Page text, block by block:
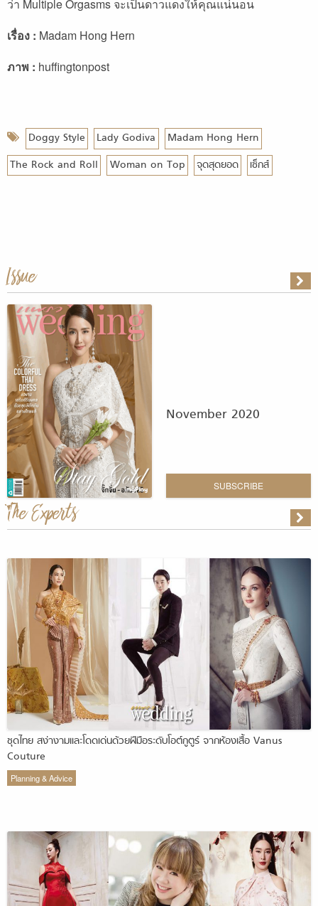
ว่า Multiple Orgasms จะเป็นดาวแดงให้คุณแน่นอน
เรื่อง : Madam Hong Hern
ภาพ : huffingtonpost
Doggy Style Lady Godiva
Madam Hong Hern
The Rock and Roll
Woman on Top จุดสุดยอด เซ็กส์
Issue
November 2020
SUBSCRIBE
The Experts
ชุดไทย สง่างามและโดดเด่นด้วยฝีมือระดับโอต์กูตูร์ จากห้องเสื้อ Vanus
Couture
Planning & Advice